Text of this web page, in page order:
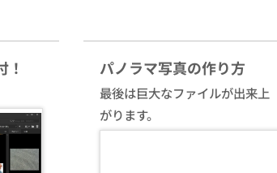
！ パノラマ写真の作り方
最後は巨大なファイルが出来上
がります。